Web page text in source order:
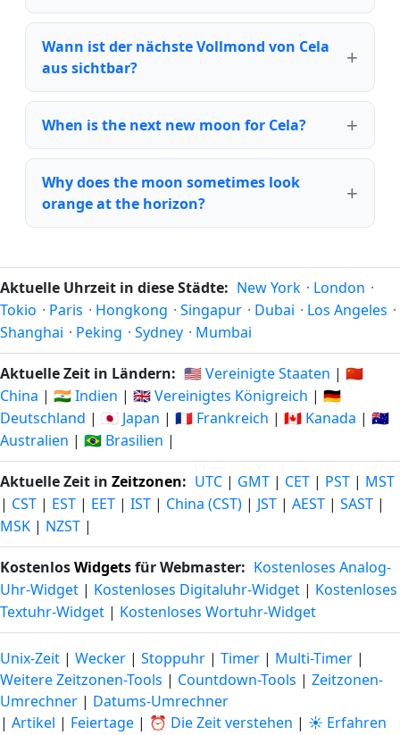
Wann ist der nächste Vollmond von Cela
aus sichtbar?
When is the next new moon for Cela?
Why does the moon sometimes look
orange at the horizon?
Aktuelle Uhrzeit in diese Städte: New York · London ·
Tokio · Paris · Hongkong · Singapur · Dubai · Los Angeles ·
Shanghai · Peking · Sydney · Mumbai
Aktuelle Zeit in Ländern: 🇺🇸 Vereinigte Staaten | 🇨🇳
China | 🇮🇳 Indien | 🇬🇧 Vereinigtes Königreich | 🇩🇪
Deutschland | 🇯🇵 Japan | 🇫🇷 Frankreich | 🇨🇦 Kanada | 🇦🇺
Australien | 🇧🇷 Brasilien |
Aktuelle Zeit in Zeitzonen: UTC | GMT | CET | PST | MST
| CST | EST | EET | IST | China (CST) | JST | AEST | SAST |
MSK | NZST |
KostenlosWidgetsfür Webmaster: Kostenloses Analog-
Uhr-Widget | Kostenloses Digitaluhr-Widget | Kostenloses
Textuhr-Widget | Kostenloses Wortuhr-Widget
Unix-Zeit | Wecker | Stoppuhr | Timer | Multi-Timer |
Weitere Zeitzonen-Tools | Countdown-Tools | Zeitzonen-
Umrechner | Datums-Umrechner
| Artikel | Feiertage | ⏰ Die Zeit verstehen | ☀️ Erfahren